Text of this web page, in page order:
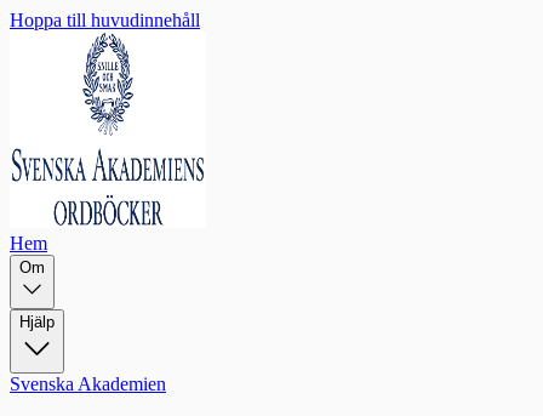
Hoppa till huvudinnehåll
Hem
Om
Hjälp
Svenska Akademien